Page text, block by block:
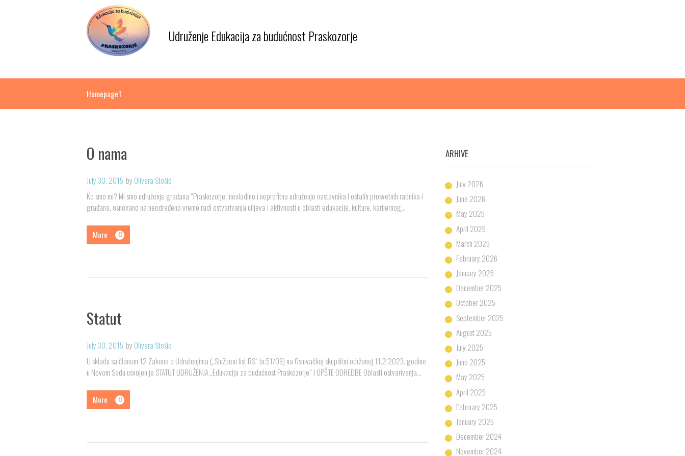
Udruženje Edukacija za budućnost Praskozorje
Homepage1
O nama
July 30, 2015 by Olivera Stošić
Ko smo mi? Mi smo udruženje građana “Praskozorje”,nevladino i neprofitno udruženje nastavnika I ostalih prosvetnih radnika i
građana, osnovano na neodređeno vreme radi ostvarivanja ciljeva i aktivnosti u oblasti edukacije, kulture, karijernog...
More
Statut
July 30, 2015 by Olivera Stošić
U skladu sa članom 12 Zakona o Udruženjima („Službeni list RS“ br.51/09) na Osnivačkoj skupšitni održanoj 11.2.2023. godine
u Novom Sadu usvojen je STATUT UDRUŽENJA „Edukacija za budućnost Praskozorje“ I OPŠTE ODREDBE Oblasti ostvarivanja...
More
ARHIVE
July 2026
June 2026
May 2026
April 2026
March 2026
February 2026
January 2026
December 2025
October 2025
September 2025
August 2025
July 2025
June 2025
May 2025
April 2025
February 2025
January 2025
December 2024
November 2024